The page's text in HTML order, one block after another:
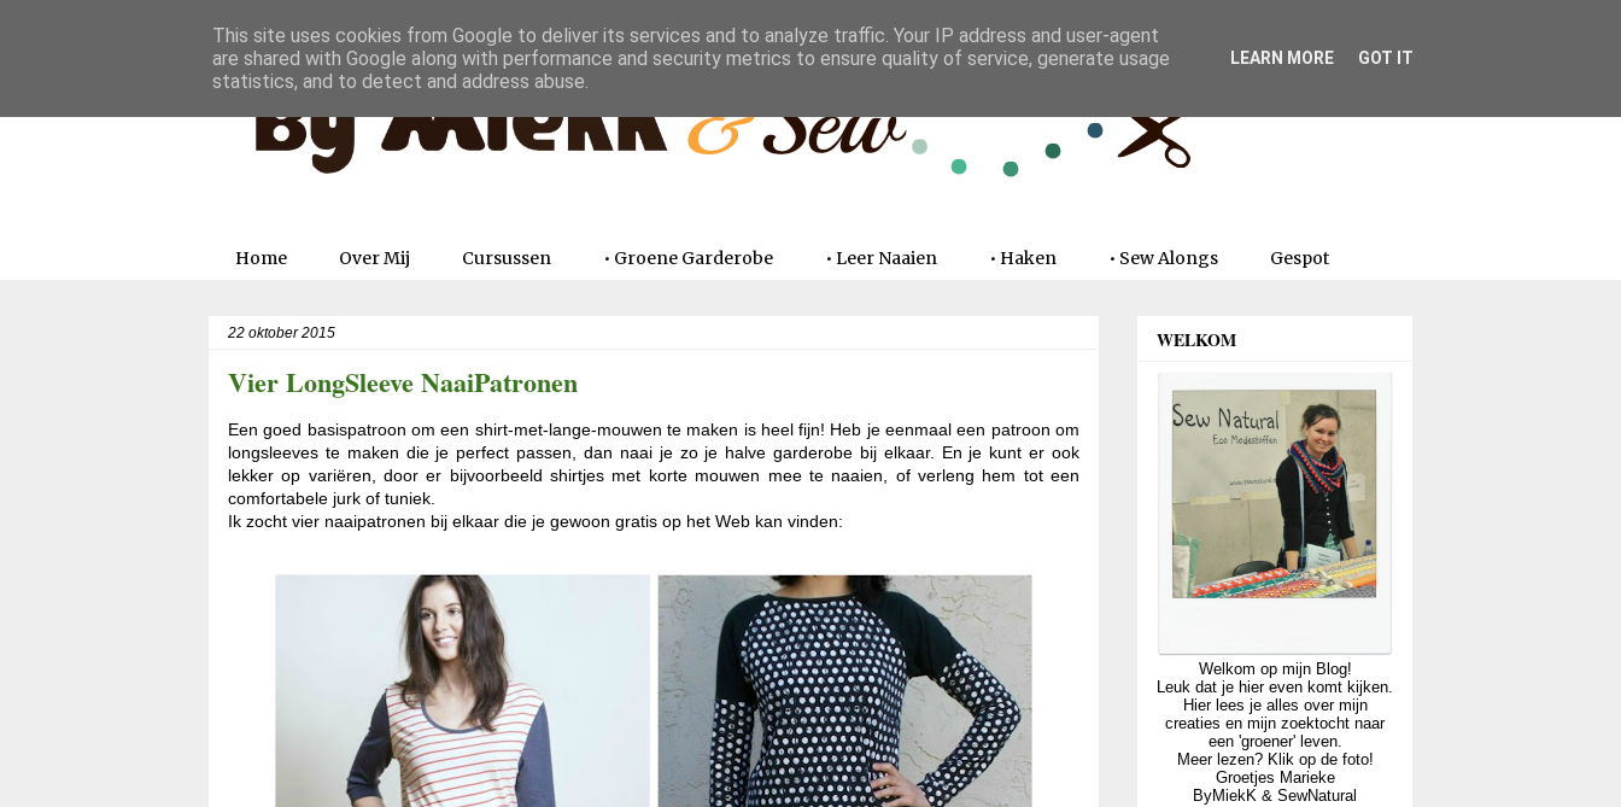
Home Over Mij Cursussen • Groene Garderobe • Leer Naaien • Haken • Sew Alongs Gespot
22 oktober 2015
Vier LongSleeve NaaiPatronen
Een goed basispatroon om een shirt-met-lange-mouwen te maken is heel fijn! Heb je eenmaal een patroon om
longsleeves te maken die je perfect passen, dan naai je zo je halve garderobe bij elkaar. En je kunt er ook
lekker op variëren, door er bijvoorbeeld shirtjes met korte mouwen mee te naaien, of verleng hem tot een
comfortabele jurk of tuniek.
Ik zocht vier naaipatronen bij elkaar die je gewoon gratis op het Web kan vinden:
WELKOM
Welkom op mijn Blog!
Leuk dat je hier even komt kijken.
Hier lees je alles over mijn
creaties en mijn zoektocht naar
een 'groener' leven.
Meer lezen? Klik op de foto!
Groetjes Marieke
ByMiekK & SewNatural
This site uses cookies from Google to deliver its services and to analyze traffic. Your IP address and user-agent
are shared with Google along with performance and security metrics to ensure quality of service, generate usage
statistics, and to detect and address abuse.
LEARN MORE GOT IT